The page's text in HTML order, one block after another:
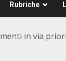
Rubriche
in via